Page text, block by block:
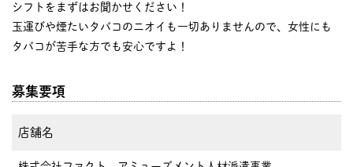
シフトをまずはお聞かせください！
玉運びや煙たいタバコのニオイも一切ありませんので、女性にも
タバコが苦手な方でも安心ですよ！
募集要項
店舗名